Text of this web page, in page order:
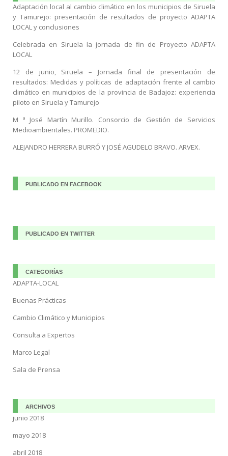
Adaptación local al cambio climático en los municipios de Siruela
y Tamurejo: presentación de resultados de proyecto ADAPTA
LOCAL y conclusiones
Celebrada en Siruela la jornada de fin de Proyecto ADAPTA
LOCAL
12 de junio, Siruela – Jornada final de presentación de
resultados: Medidas y políticas de adaptación frente al cambio
climático en municipios de la provincia de Badajoz: experiencia
piloto en Siruela y Tamurejo
M ª José Martín Murillo. Consorcio de Gestión de Servicios
Medioambientales. PROMEDIO.
ALEJANDRO HERRERA BURRÓ Y JOSÉ AGUDELO BRAVO. ARVEX.
PUBLICADO EN FACEBOOK
PUBLICADO EN TWITTER
CATEGORÍAS
ADAPTA-LOCAL
Buenas Prácticas
Cambio Climático y Municipios
Consulta a Expertos
Marco Legal
Sala de Prensa
ARCHIVOS
junio 2018
mayo 2018
abril 2018